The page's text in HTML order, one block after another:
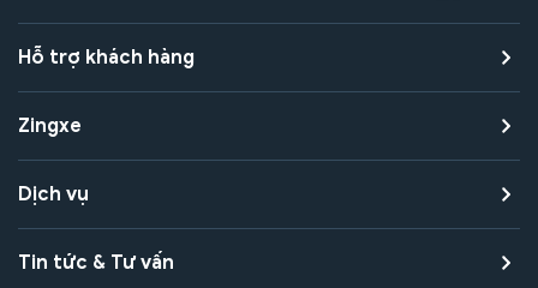
Hỗ trợ khách hàng
Zingxe
Dịch vụ
Tin tức & Tư vấn